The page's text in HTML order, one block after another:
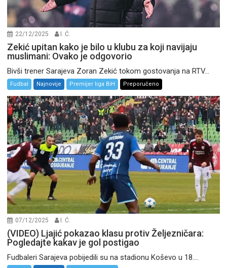
22/12/2025 I. Ć.
Zekić upitan kako je bilo u klubu za koji navijaju
muslimani: Ovako je odgovorio
Bivši trener Sarajeva Zoran Zekić tokom gostovanja na RTV...
Fudbal Najnovije Premijer liga BiH Preporučeno
07/12/2025 I. Ć.
(VIDEO) Ljajić pokazao klasu protiv Željezničara:
Pogledajte kakav je gol postigao
Fudbaleri Sarajeva pobijedili su na stadionu Koševo u 18....